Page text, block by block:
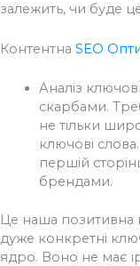
залежить, чи буде
Контентна SEO
Аналіз
скарбами.
не тільки
ключові
першій
брендами.
Це наша позитивна
дуже конкретні
ядро. Воно не має